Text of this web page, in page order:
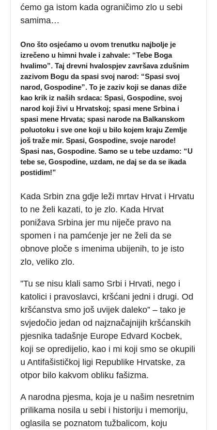
ćemo ga istom kada ograničimo zlo u sebi
samima…
Ono što osjećamo u ovom trenutku najbolje je
izrečeno u himni hvale i zahvale: “Tebe Boga
hvalimo”. Taj drevni hvalospjev završava zdušnim
zazivom Bogu da spasi svoj narod: “Spasi svoj
narod, Gospodine”. To je zaziv koji se danas diže
kao krik iz naših srdaca: Spasi, Gospodine, svoj
narod koji živi u Hrvatskoj; spasi mene Srbina i
spasi mene Hrvata; spasi narode na Balkanskom
poluotoku i sve one koji u bilo kojem kraju Zemlje
još traže mir. Spasi, Gospodine, svoje narode!
Spasi nas, Gospodine. Samo se u tebe uzdamo: “U
tebe se, Gospodine, uzdam, ne daj se da se ikada
postidim!”
Kada Srbin zna gdje leži mrtav Hrvat i Hrvatu
to ne želi kazati, to je zlo. Kada Hrvat
ponižava Srbina jer mu niječe pravo na
spomen i na pamćenje jer ne želi da se
obnove ploče s imenima ubijenih, to je isto
zlo, veliko zlo.
”Tu se nisu klali samo Srbi i Hrvati, nego i
katolici i pravoslavci, kršćani jedni i drugi. Od
kršćanstva smo još uvijek daleko” – tako je
svjedočio jedan od najznačajnijih kršćanskih
pjesnika tadašnje Europe Edvard Kocbek,
koji se opredijelio, kao i mi koji smo se okupili
u Antifašističkoj ligi Republike Hrvatske, za
otpor bilo kakvom obliku fašizma.
A narodna pjesma, koja je u našim nesretnim
prilikama nosila u sebi i historiju i memoriju,
oglasila se poznatom tužbalicom, koju